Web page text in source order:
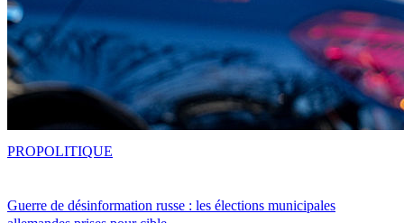
Guerre de désinformation russe : les élections municipales
PROPOLITIQUE